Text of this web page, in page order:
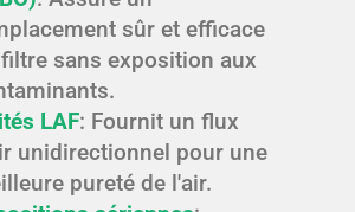
sûr et efficace
sans exposition aux
LAF: Fournit un flux
unidirectionnel pour une
pureté de l'air.